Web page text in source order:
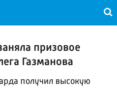
призовое
Газманова
получил высокую